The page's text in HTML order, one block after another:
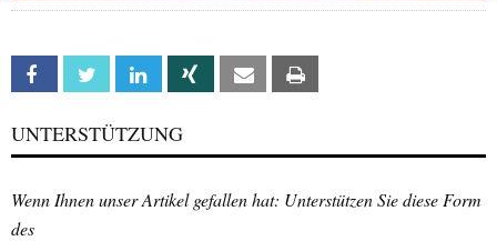
Facebook Twitter Linkedin Xing Email
UNTERSTÜTZUNG
Wenn Ihnen unser Artikel gefallen hat: Unterstützen Sie diese Form
des